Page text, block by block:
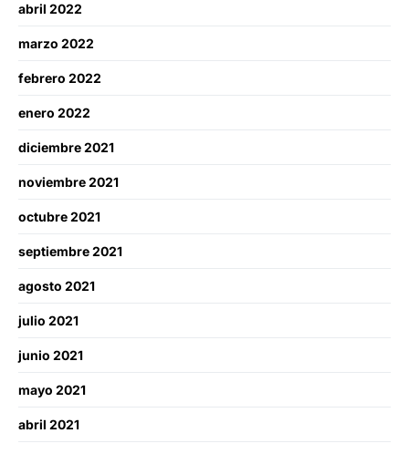
abril 2022
marzo 2022
febrero 2022
enero 2022
diciembre 2021
noviembre 2021
octubre 2021
septiembre 2021
agosto 2021
julio 2021
junio 2021
mayo 2021
abril 2021